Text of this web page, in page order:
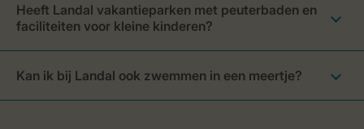
Heeft Landal vakantieparken met peuterbaden en
faciliteiten voor kleine kinderen?
Kan ik bij Landal ook zwemmen in een meertje?